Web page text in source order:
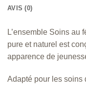
AVIS (0)
L’ensemble Soins au
pure et naturel est
apparence de
Adapté pour les soins